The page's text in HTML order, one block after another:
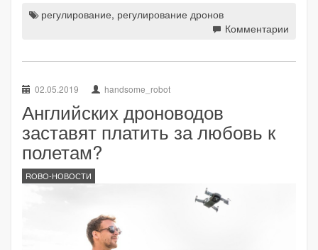
регулирование, регулирование дронов
Комментарии
02.05.2019 handsome_robot
Английских дроноводов
заставят платить за любовь к
полетам?
ROBO-НОВОСТИ